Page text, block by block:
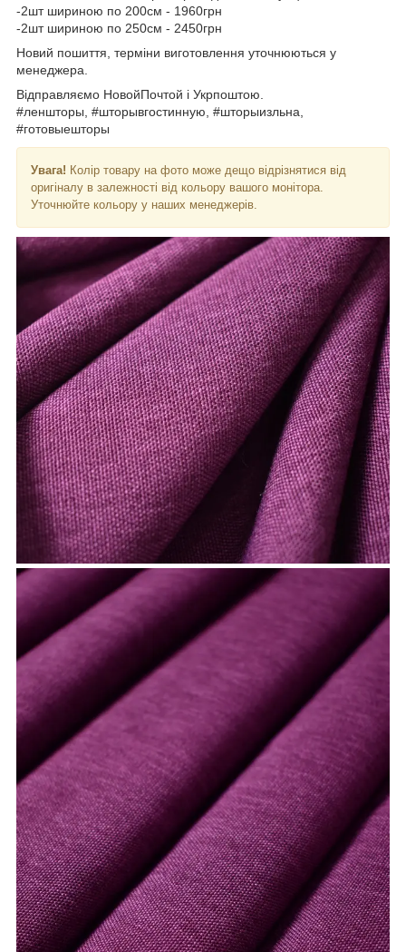
-2шт шириною по 200см - 1960грн
-2шт шириною по 250см - 2450грн
Новий пошиття, терміни виготовлення уточнюються у
менеджера.
Відправляємо НовойПочтой і Укрпоштою.
#леншторы, #шторывгостинную, #шторыизльна,
#готовыешторы
Увага! Колір товару на фото може дещо відрізнятися від
оригіналу в залежності від кольору вашого монітора.
Уточнюйте кольору у наших менеджерів.